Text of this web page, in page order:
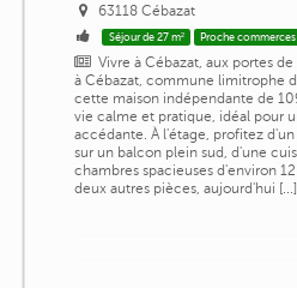
63118 Cébazat
Séjour de 27 m² Proche commerces
Vivre à Cébazat, aux portes
à Cébazat, commune limitrophe
cette maison indépendante de
vie calme et pratique, idéal pour
accédante. À l'étage, profitez
sur un balcon plein sud, d'une
chambres spacieuses d'environ
deux autres pièces, aujourd'hui [...]